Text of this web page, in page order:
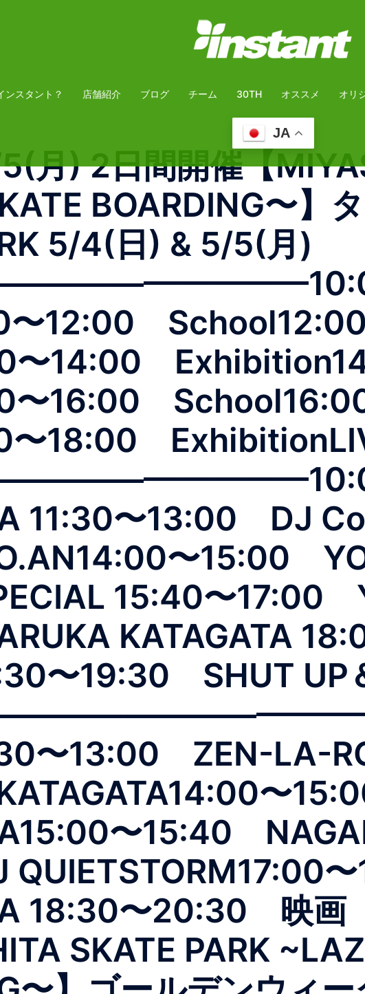
ンスタント？ 店舗紹介 ブログ チーム 30TH オススメ オリ
JA
月) 2日間開催【
BOARDING〜】
5/4(日) & 5/5(月)
〜12:00
〜14:00
〜16:00
〜18:00
11:30〜13:00 DJ
〜15:00
15:40〜17:00
KATAGATA
〜19:30 SHUT UP
〜13:00 ZEN-LA-
〜
〜15:40
18:30〜20:30 映画
SKATE PARK